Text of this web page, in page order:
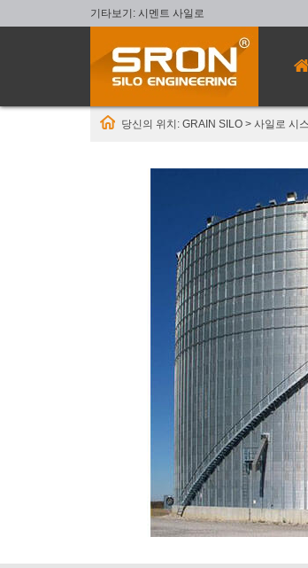
기타보기: 시멘트 사일로
당신의 위치: GRAIN SILO > 사일로 시